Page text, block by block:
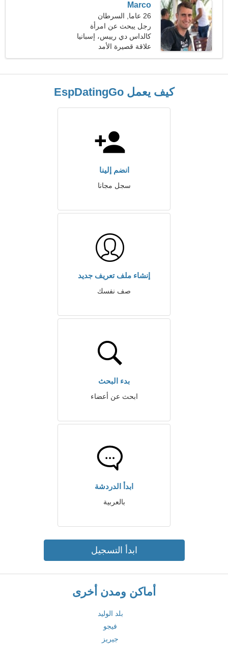
Marco
26 عاما, السرطان
رجل يبحث عن امرأة
كالداس دي رييس، إسبانيا
علاقة قصيرة الأمد
كيف يعمل EspDatingGo
انضم إلينا
سجل مجانا
إنشاء ملف تعريف جديد
صف نفسك
بدء البحث
ابحث عن أعضاء
ابدأ الدردشة
بالعربية
ابدأ التسجيل
أماكن ومدن أخرى
بلد الوليد
فيجو
جيريز